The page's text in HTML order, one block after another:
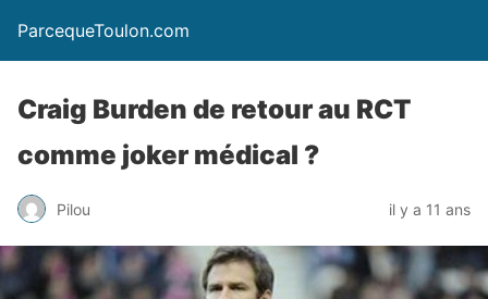
ParcequeToulon.com
Craig Burden de retour au RCT
comme joker médical ?
Pilou il y a 11 ans